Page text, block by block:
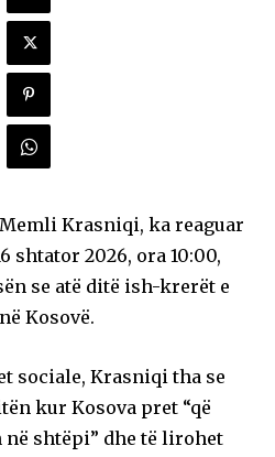
Krasniqi, ka reaguar
shtator 2026, ora 10:00,
se atë ditë ish-krerët e
Kosovë.
sociale, Krasniqi tha se
kur Kosova pret “që
shtëpi” dhe të lirohet